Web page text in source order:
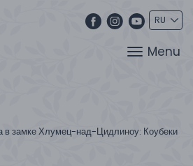
Menu
в замке Хлумец-над-Цидлиноу: Коубеки